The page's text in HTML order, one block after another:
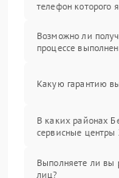
телефон которого
Возможно ли
процессе
Какую гарантию
В каких районах
сервисные центры
Выполняете ли вы
лиц?